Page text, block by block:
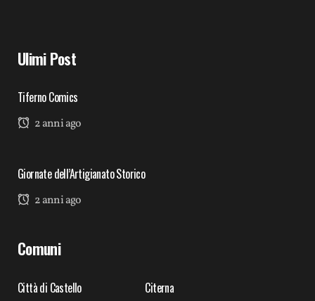
Ulimi Post
Tiferno Comics
2 anni ago
Giornate dell’Artigianato Storico
2 anni ago
Comuni
Città di Castello
Citerna